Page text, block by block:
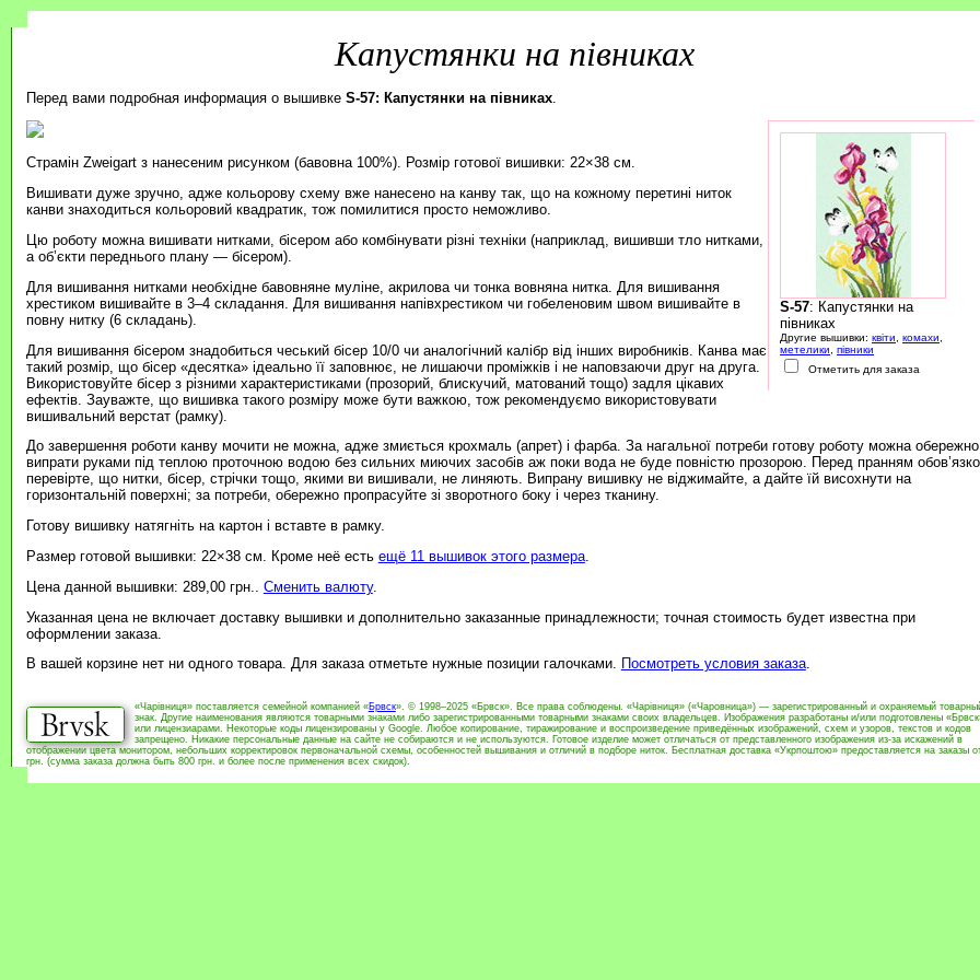
Капустянки на півниках
Перед вами подробная информация о вышивке S-57: Капустянки на півниках.
S-57: Капустянки на
півниках
Другие вышивки: квіти комахи
метелики
півники
Отметить для заказа
Страмін Zweigart з нанесеним рисунком (бавовна 100%). Розмір готової вишивки: 22×38 см.
Вишивати дуже зручно, адже кольорову схему вже нанесено на канву так, що на кожному перетині ниток
канви знаходиться кольоровий квадратик, тож помилитися просто неможливо.
Цю роботу можна вишивати нитками, бісером або комбінувати різні техніки (наприклад, вишивши тло нитками,
а об’єкти переднього плану — бісером).
Для вишивання нитками необхідне бавовняне муліне, акрилова чи тонка вовняна нитка. Для вишивання
хрестиком вишивайте в 3–4 складання. Для вишивання напівхрестиком чи гобеленовим швом вишивайте в
повну нитку (6 складань).
Для вишивання бісером знадобиться чеський бісер 10/0 чи аналогічний калібр від інших виробників. Канва має
такий розмір, що бісер «десятка» ідеально її заповнює, не лишаючи проміжків і не наповзаючи друг на друга.
Використовуйте бісер з різними характеристиками (прозорий, блискучий, матований тощо) задля цікавих
ефектів. Зауважте, що вишивка такого розміру може бути важкою, тож рекомендуємо використовувати
вишивальний верстат (рамку).
До завершення роботи канву мочити не можна, адже змиється крохмаль (апрет) і фарба. За нагальної потреби готову роботу можна обережно
випрати руками під теплою проточною водою без сильних миючих засобів аж поки вода не буде повністю прозорою. Перед пранням
перевірте, що нитки, бісер, стрічки тощо, якими ви вишивали, не линяють. Випрану вишивку не віджимайте, а дайте їй висохнути на
горизонтальній поверхні; за потреби, обережно пропрасуйте зі зворотного боку і через тканину.
Готову вишивку натягніть на картон і вставте в рамку.
Размер готовой вышивки: 22×38 см. Кроме неё есть ещё 11 вышивок этого размера.
Цена данной вышивки: 289,00 грн.. Сменить валюту.
Указанная цена не включает доставку вышивки и дополнительно заказанные принадлежности; точная стоимость будет известна при
оформлении заказа.
В вашей корзине нет ни одного товара. Для заказа отметьте нужные позиции галочками. Посмотреть условия заказа.
«Чарівниця» поставляется семейной компанией «Брвск». © 1998–2025 «Брвск». Все права соблюдены. «Чарівниця» («Чаровница») — зарегистрированный и охраняемый
знак. Другие наименования являются товарными знаками либо зарегистрированными товарными знаками своих владельцев. Изображения разработаны и/или подготовлены
или лицензиарами. Некоторые коды лицензированы у Google. Любое копирование, тиражирование и воспроизведение приведённых изображений, схем и узоров, текстов и кодов
запрещено. Никакие персональные данные на сайте не собираются и не используются. Готовое изделие может отличаться от представленного изображения из-за искажений в
отображении цвета монитором, небольших корректировок первоначальной схемы, особенностей вышивания и отличий в подборе ниток. Бесплатная доставка «Укрпоштою» предоставляется на заказы
грн. (сумма заказа должна быть 800 грн. и более после применения всех скидок).